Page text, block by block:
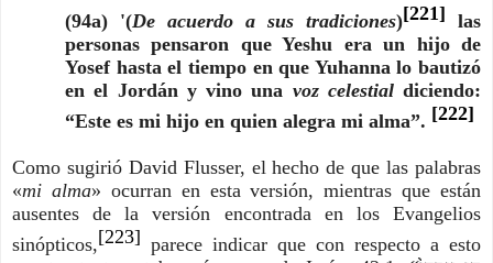
(94a) '(De acuerdo a sus tradiciones)[221] las
personas pensaron que Yeshu era un hijo de
Yosef hasta el tiempo en que Yuhanna lo bautizó
en el Jordán y vino una voz celestial diciendo:
“Este es mi hijo en quien alegra mi alma”. [222]
Como sugirió David Flusser, el hecho de que las palabras
«mi alma» ocurran en esta versión, mientras que están
ausentes de la versión encontrada en los Evangelios
sinópticos,[223] parece indicar que con respecto a esto